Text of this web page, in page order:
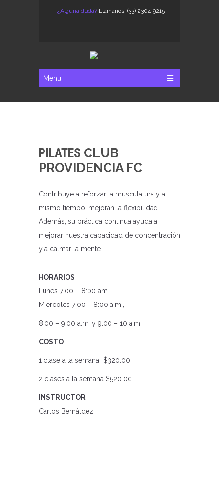
¿Alguna duda? Llámanos: (33) 2304-9215
Menu
PILATES CLUB
PROVIDENCIA FC
Contribuye a reforzar la musculatura y al
mismo tiempo, mejoran la flexibilidad.
Además, su práctica continua ayuda a
mejorar nuestra capacidad de concentración
y a calmar la mente.
HORARIOS
Lunes 7:00 – 8:00 am.
Miércoles 7:00 – 8:00 a.m.,
8:00 – 9:00 a.m. y 9:00 – 10 a.m.
COSTO
1 clase a la semana $320.00
2 clases a la semana $520.00
INSTRUCTOR
Carlos Bernáldez